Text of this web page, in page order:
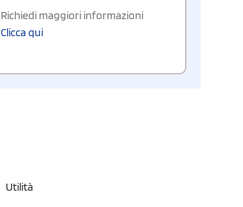
Richiedi maggiori informazioni
Clicca qui
Utilità